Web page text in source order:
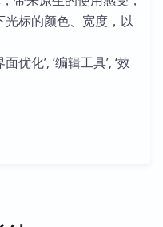
标的颜色、宽度，以
优化’, ‘编辑工具’, ‘效